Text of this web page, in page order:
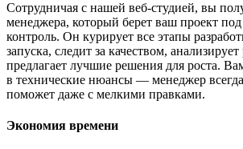
Сотрудничая с нашей веб-студией, вы
менеджера, который берет ваш проект
контроль. Он курирует все этапы
запуска, следит за качеством, анализирует
предлагает лучшие решения для роста.
в технические нюансы — менеджер
поможет даже с мелкими правками.
Экономия времени